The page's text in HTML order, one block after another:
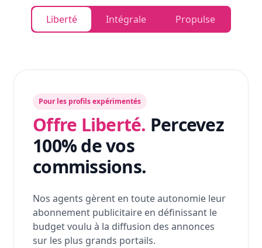
Liberté Intégrale Propulse
Pour les profils expérimentés
Offre Liberté. Percevez
100% de vos
commissions.
Nos agents gèrent en toute autonomie leur
abonnement publicitaire en définissant le
budget voulu à la diffusion des annonces
sur les plus grands portails.